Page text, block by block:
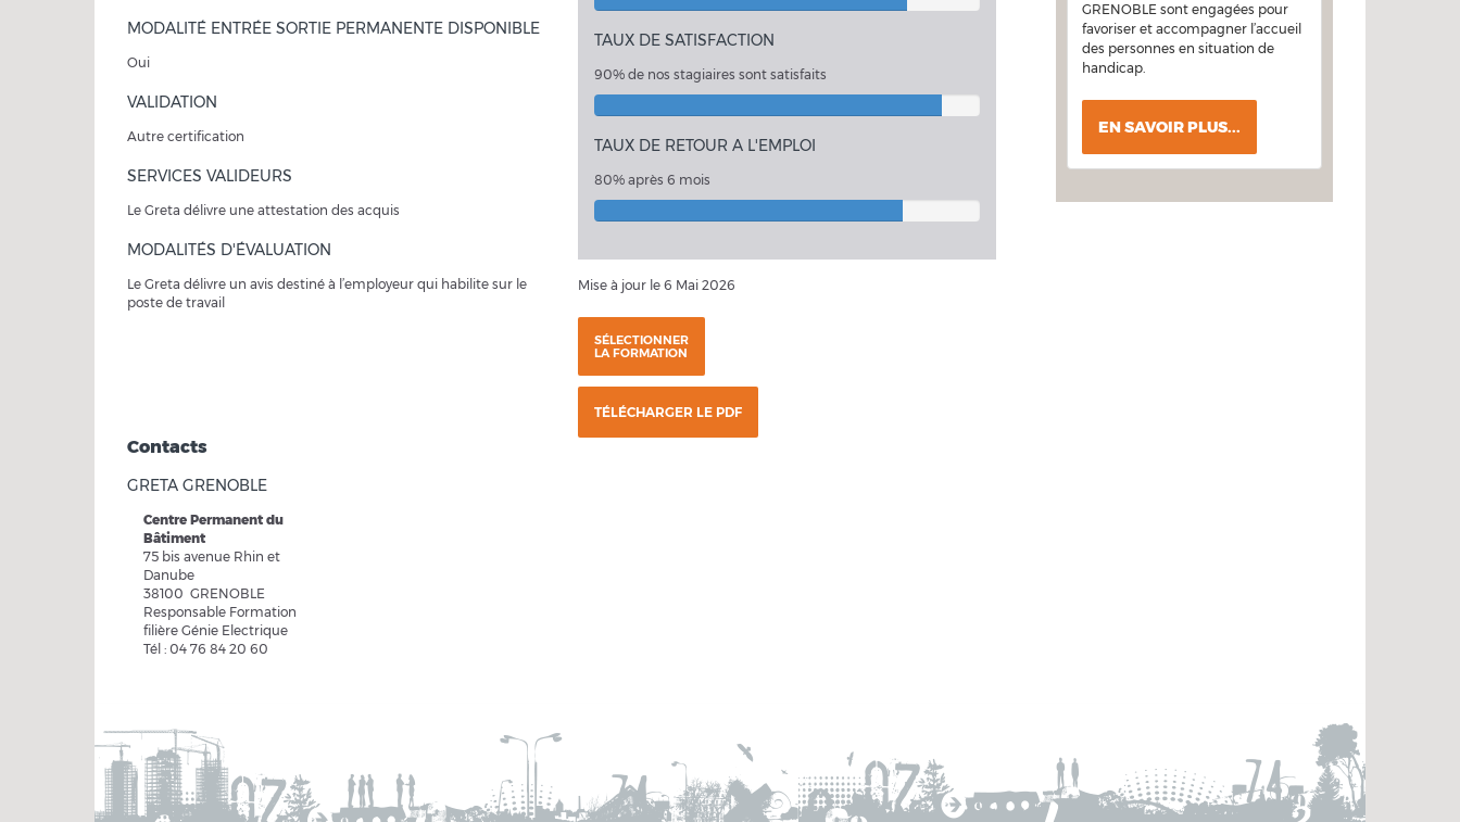
MODALITÉ ENTRÉE SORTIE PERMANENTE DISPONIBLE
Oui
VALIDATION
Autre certification
SERVICES VALIDEURS
Le Greta délivre une attestation des acquis
MODALITÉS D'ÉVALUATION
Le Greta délivre un avis destiné à l’employeur qui habilite sur le
poste de travail
TAUX DE SATISFACTION
90% de nos stagiaires sont satisfaits
TAUX DE RETOUR A L'EMPLOI
80% après 6 mois
Mise à jour le 6 Mai 2026
SÉLECTIONNER
LA FORMATION
TÉLÉCHARGER LE PDF
Contacts
GRETA GRENOBLE
Centre Permanent du
Bâtiment
75 bis avenue Rhin et
Danube
38100 GRENOBLE
Responsable Formation
filière Génie Electrique
Tél : 04 76 84 20 60
GRENOBLE sont engagées pour
favoriser et accompagner l’accueil
des personnes en situation de
handicap.
EN SAVOIR PLUS...